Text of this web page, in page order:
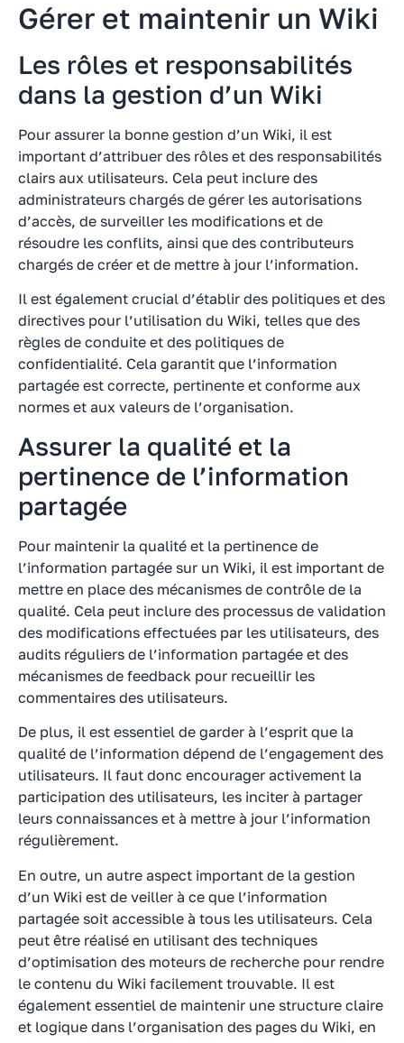
Gérer et maintenir un Wiki
Les rôles et responsabilités
dans la gestion d’un Wiki
Pour assurer la bonne gestion d’un Wiki, il est
important d’attribuer des rôles et des responsabilités
clairs aux utilisateurs. Cela peut inclure des
administrateurs chargés de gérer les autorisations
d’accès, de surveiller les modifications et de
résoudre les conflits, ainsi que des contributeurs
chargés de créer et de mettre à jour l’information.
Il est également crucial d’établir des politiques et des
directives pour l’utilisation du Wiki, telles que des
règles de conduite et des politiques de
confidentialité. Cela garantit que l’information
partagée est correcte, pertinente et conforme aux
normes et aux valeurs de l’organisation.
Assurer la qualité et la
pertinence de l’information
partagée
Pour maintenir la qualité et la pertinence de
l’information partagée sur un Wiki, il est important de
mettre en place des mécanismes de contrôle de la
qualité. Cela peut inclure des processus de validation
des modifications effectuées par les utilisateurs, des
audits réguliers de l’information partagée et des
mécanismes de feedback pour recueillir les
commentaires des utilisateurs.
De plus, il est essentiel de garder à l’esprit que la
qualité de l’information dépend de l’engagement des
utilisateurs. Il faut donc encourager activement la
participation des utilisateurs, les inciter à partager
leurs connaissances et à mettre à jour l’information
régulièrement.
En outre, un autre aspect important de la gestion
d’un Wiki est de veiller à ce que l’information
partagée soit accessible à tous les utilisateurs. Cela
peut être réalisé en utilisant des techniques
d’optimisation des moteurs de recherche pour rendre
le contenu du Wiki facilement trouvable. Il est
également essentiel de maintenir une structure claire
et logique dans l’organisation des pages du Wiki, en